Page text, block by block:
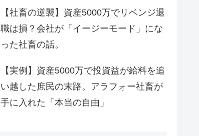
【社畜の逆襲】資産5000万でリベンジ退
職は損？会社が「イージーモード」にな
った社畜の話。
【実例】資産5000万で投資益が給料を追
い越した庶民の末路。アラフォー社畜が
手に入れた「本当の自由」